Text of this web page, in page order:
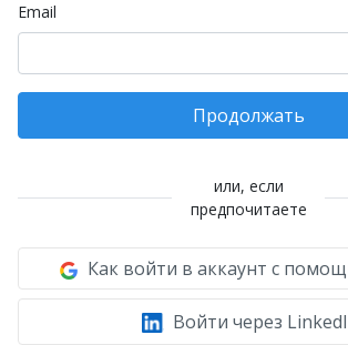
Email
Продолжать
или, если
предпочитаете
Как войти в аккаунт с
Войти через